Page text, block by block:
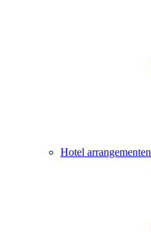
Hotel arrangementen